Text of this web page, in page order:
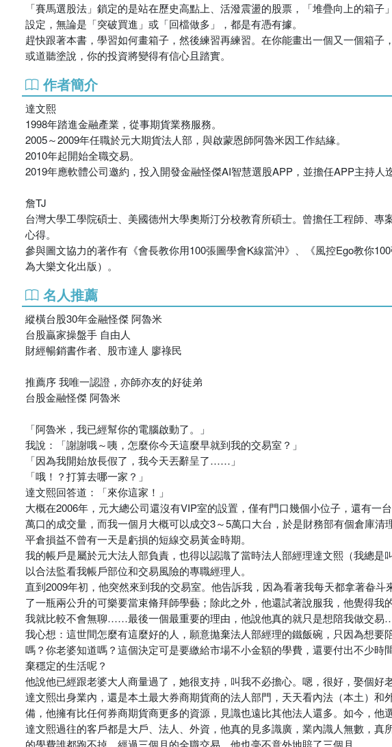
「賽馬選股法」鎖定的是站在歷史高點上、活潑震盪的股票，「堆疊向上的箱
設定，無論是「突破買進」或「回檔做多」，都是有憑有據。
趕快跟著本書，學習如何畫箱子，然後練習再練習。在你能畫出一個又一個箱
或道聽塗說，你的投資將變得有信心且踏實。
作者簡介
達文熙
1998年踏進金融產業，從事期貨業務服務。
2005～2009年任職於元大期貨法人部，與啟蒙恩師阿魯米因工作結緣。
2010年起開始全職交易。
2019年應軟體公司邀約，投入開發金融怪傑AI智慧選股APP，並擔任APP主持人迄
詹TJ
台灣大學工學院碩士、美國德州大學奧斯汀分校教育所碩士。曾擔任工程師、
心得。
參與圖文協力的著作有《會長教你用100張圖學會K線當沖》、《風控Ego教你
為大樂文化出版）。
名人推薦
縱橫台股30年金融怪傑 阿魯米
台股贏家操盤手 自由人
財經暢銷書作者、股市達人 廖祿民
推薦序 我唯一認證，亦師亦友的好徒弟
台股金融怪傑 阿魯米
「阿魯米，我已經幫你的電腦啟動了。」
我說：「謝謝哦～咦，怎麼你今天這麼早就到我的交易室？」
「因為我開始放長假了，我今天丟辭呈了……」
「哦！？打算去哪一家？」
達文熙回答道：「來你這家！」
大概在2006年，元大總公司還沒有VIP室的設置，僅有門口幾個小位子，還有
萬口的成交量，而我一個月大概可以成交3～5萬口大台，於是財務部有個倉庫
平倉損益不曾有一天是虧損的短線交易黃金時期。
我的帳戶是屬於元大法人部負責，也得以認識了當時法人部經理達文熙（我總
以合法監看我帳戶部位和交易風險的專職經理人。
直到2009年初，他突然來到我的交易室。他告訴我，因為看著我每天都拿著畚
了一瓶兩公升的可樂要當束脩拜師學藝；除此之外，他還試著說服我，他覺得
我就比較不會無聊……最後一個最重要的理由，他說他真的就只是想陪我做交易
我心想：這世間怎麼有這麼好的人，願意拋棄法人部經理的鐵飯碗，只因為想
嗎？你老婆知道嗎？這個決定可是要繳給市場不小金額的學費，還要付出不少
棄穩定的生活呢？
他說他已經跟老婆大人商量過了，她很支持，叫我不必擔心。嗯，很好，娶個好
達文熙出身業內，還是本土最大券商期貨商的法人部門，天天看內法（本土）
備，他擁有比任何券商期貨商更多的資源，見識也遠比其他法人還多。如今，他
達文熙過往的客戶都是大戶、法人、外資，他真的見多識廣，業內識人無數，
的學費誰都跑不掉，經過三個月的全職交易，他也毫不意外地賠了三個月。